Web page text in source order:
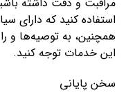
استفاده کنید که دارای
همچنین، به توصیه‌ها و
این خدمات توجه کنید.
سخن پایانی